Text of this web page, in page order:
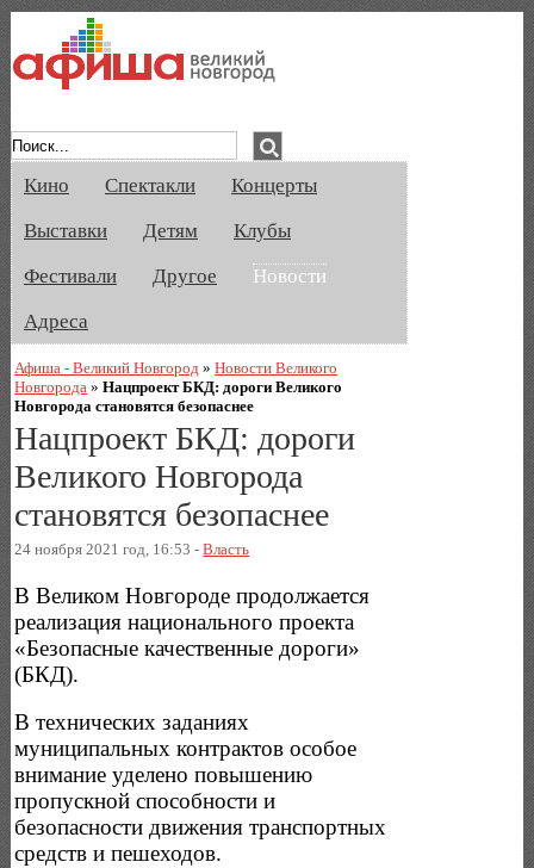
Кино Спектакли
Концерты
Выставки
Детям
Клубы
Фестивали
Другое
Новости
Адреса
Афиша - Великий Новгород »Новости Великого
Новгорода »Нацпроект БКД: дороги Великого
Новгорода становятся безопаснее
Нацпроект БКД: дороги
Великого Новгорода
становятся безопаснее
24 ноября 2021 год, 16:53 -Власть
В Великом Новгороде продолжается
реализация национального проекта
«Безопасные качественные дороги»
(БКД).
В технических заданиях
муниципальных контрактов особое
внимание уделено повышению
пропускной способности и
безопасности движения транспортных
средств и пешеходов.